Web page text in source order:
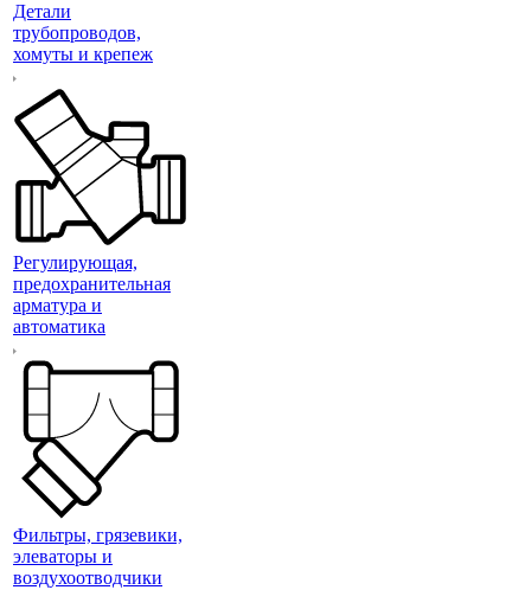
Детали
трубопроводов,
хомуты и крепеж
Регулирующая,
предохранительная
арматура и
автоматика
Фильтры, грязевики,
элеваторы и
воздухоотводчики